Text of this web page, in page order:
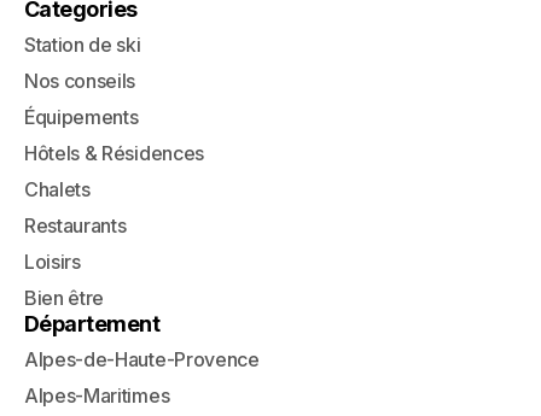
Categories
Station de ski
Nos conseils
Équipements
Hôtels & Résidences
Chalets
Restaurants
Loisirs
Bien être
Département
Alpes-de-Haute-Provence
Alpes-Maritimes